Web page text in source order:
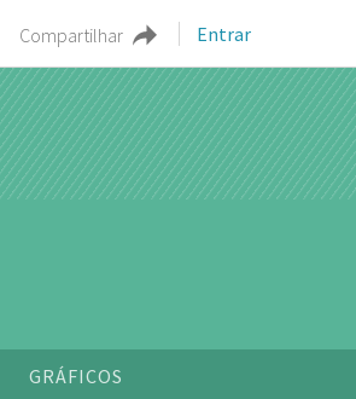
Compartilhar Entrar
GRÁFICOS